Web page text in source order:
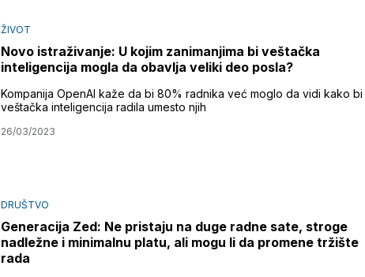
ŽIVOT
Novo istraživanje: U kojim zanimanjima bi veštačka
inteligencija mogla da obavlja veliki deo posla?
Kompanija OpenAI kaže da bi 80% radnika već moglo da vidi kako bi
veštačka inteligencija radila umesto njih
26/03/2023
DRUŠTVO
Generacija Zed: Ne pristaju na duge radne sate, stroge
nadležne i minimalnu platu, ali mogu li da promene tržište
rada